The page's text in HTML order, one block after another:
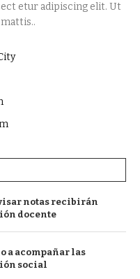
etur adipiscing elit. Ut
notas recibirán
docente
a acompañar las
social